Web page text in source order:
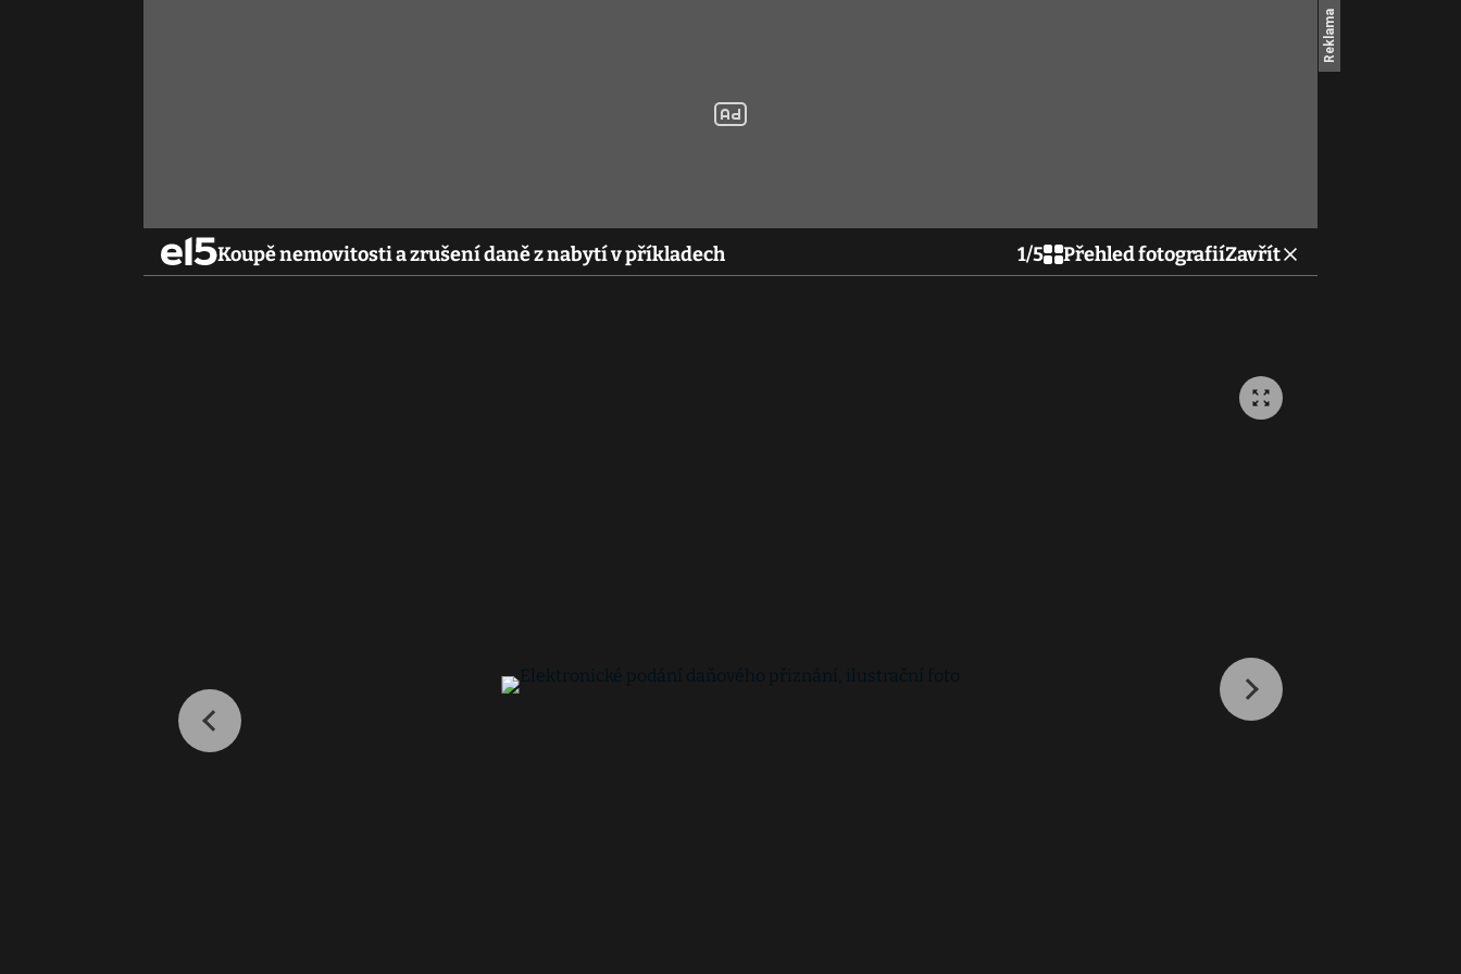
Koupě nemovitosti a zrušení daně z nabytí v příkladech 1/5 Přehled fotografiíZavřít